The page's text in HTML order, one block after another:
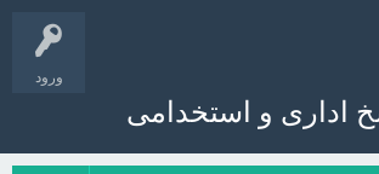
ورود
اداری و استخدامی